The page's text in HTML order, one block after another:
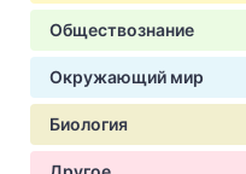
Обществознание
Окружающий мир
Биология